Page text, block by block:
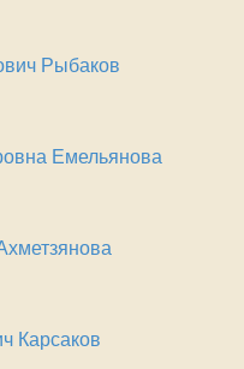
Рыбаков
Емельянова
Карсаков